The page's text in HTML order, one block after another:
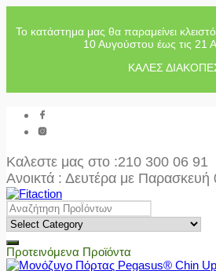
Το κατάστημα μας θα παραμείνει
10 Αυγούστου έως τις 21
ΚΑΛΕΣ
Καλεστε μας στο :210 300 06 91
Ανοικτά : Δευτέρα με Παρασκευή
Προτεινόμενα Προϊόντα